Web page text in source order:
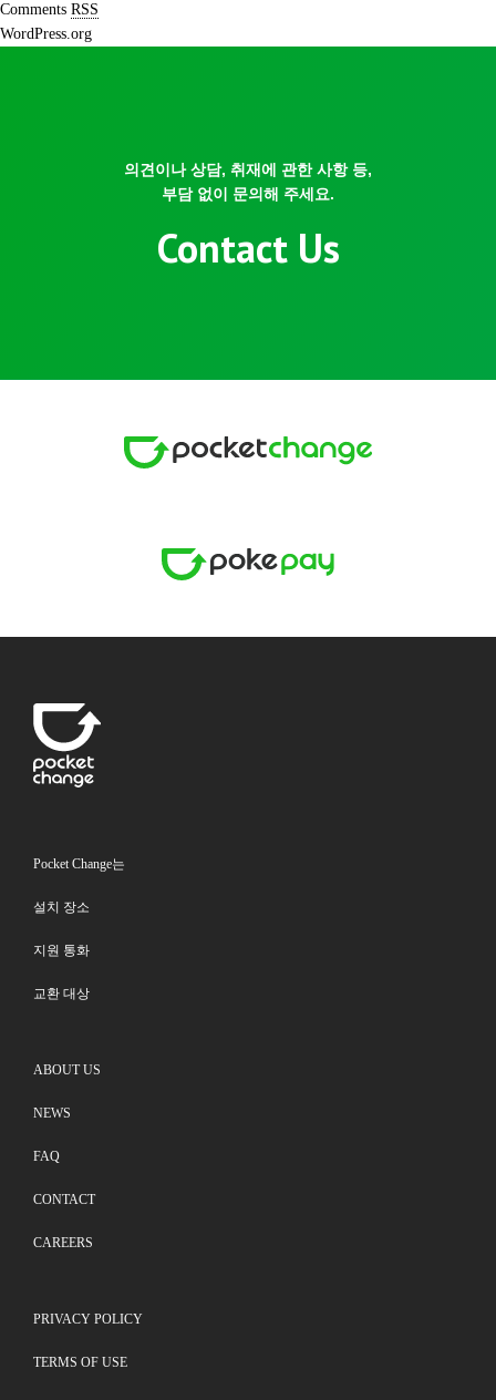
Comments RSS
WordPress.org
의견이나 상담, 취재에 관한 사항 등,
부담 없이 문의해 주세요.
Contact Us
Pocket Change는
설치 장소
지원 통화
교환 대상
ABOUT US
NEWS
FAQ
CONTACT
CAREERS
PRIVACY POLICY
TERMS OF USE